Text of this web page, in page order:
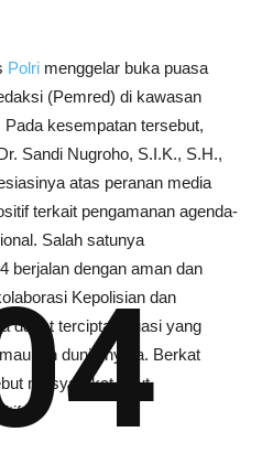
Polri menggelar buka puasa
(Pemred) di kawasan
kesempatan tersebut,
Sandi Nugroho, S.I.K., S.H.,
atas peranan media
terkait pengamanan agenda-
Salah satunya
berjalan dengan aman dan
Kepolisian dan
dapat tercipta situasi yang
dunia nyata. Berkat
masyarakat turut